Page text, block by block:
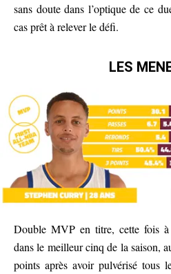
sans doute dans l’optique de ce
cas prêt à relever le défi.
LES
Double MVP en titre, cette fois à
dans le meilleur cinq de la saison,
points après avoir pulvérisé tous